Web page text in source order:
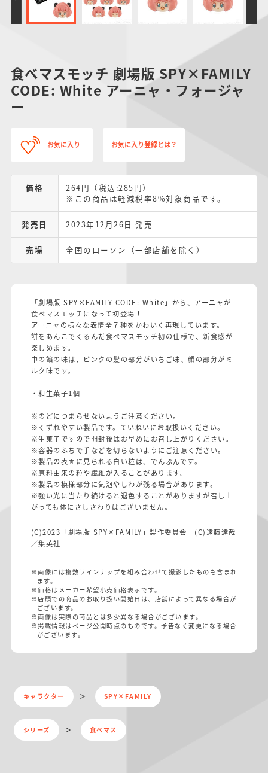
食べマスモッチ 劇場版 SPY×FAMILY
CODE: White アーニャ・フォージャ
ー
お気に入り お気に入り登録とは？
価格
264円（税込:285円）
※この商品は軽減税率8%対象商品です。
発売日 2023年12月26日 発売
売場 全国のローソン（一部店舗を除く）
「劇場版 SPY×FAMILY CODE: White」から、アーニャが
食べマスモッチになって初登場！
アーニャの様々な表情全７種をかわいく再現しています。
餅をあんこでくるんだ食べマスモッチ初の仕様で、新食感が
楽しめます。
中の餡の味は、ピンクの髪の部分がいちご味、顔の部分がミ
ルク味です。
・和生菓子1個
※のどにつまらせないようご注意ください。
※くずれやすい製品です。ていねいにお取扱いください。
※生菓子ですので開封後はお早めにお召し上がりください。
※容器のふちで手などを切らないようにご注意ください。
※製品の表面に見られる白い粒は、でんぷんです。
※原料由来の粒や繊維が入ることがあります。
※製品の模様部分に気泡やしわが残る場合があります。
※強い光に当たり続けると退色することがありますが召し上
がっても体にさしさわりはございません。
(C)2023「劇場版 SPY×FAMILY」製作委員会 (C)遠藤達哉
／集英社
※画像には複数ラインナップを組み合わせて撮影したものも含まれ
ます。
※価格はメーカー希望小売価格表示です。
※店頭での商品のお取り扱い開始日は、店舗によって異なる場合が
ございます。
※画像は実際の商品とは多少異なる場合がございます。
※掲載情報はページ公開時点のものです。予告なく変更になる場合
がございます。
キャラクター SPY×FAMILY
シリーズ 食べマス